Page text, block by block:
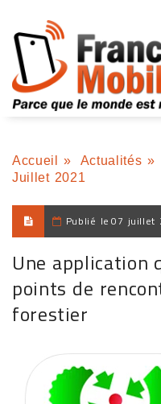
Accueil » Actualités »
Juillet 2021
Publié le 07 juillet
Une application
points de
forestier